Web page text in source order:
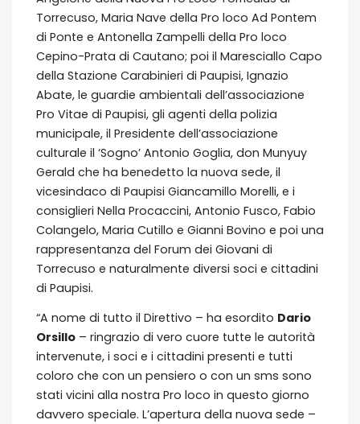
Torrecuso, Maria Nave della Pro loco Ad Pontem
di Ponte e Antonella Zampelli della Pro loco
Cepino-Prata di Cautano; poi il Maresciallo Capo
della Stazione Carabinieri di Paupisi, Ignazio
Abate, le guardie ambientali dell’associazione
Pro Vitae di Paupisi, gli agenti della polizia
municipale, il Presidente dell’associazione
culturale il ‘Sogno’ Antonio Goglia, don Munyuy
Gerald che ha benedetto la nuova sede, il
vicesindaco di Paupisi Giancamillo Morelli, e i
consiglieri Nella Procaccini, Antonio Fusco, Fabio
Colangelo, Maria Cutillo e Gianni Bovino e poi una
rappresentanza del Forum dei Giovani di
Torrecuso e naturalmente diversi soci e cittadini
di Paupisi.
“A nome di tutto il Direttivo – ha esordito Dario
Orsillo – ringrazio di vero cuore tutte le autorità
intervenute, i soci e i cittadini presenti e tutti
coloro che con un pensiero o con un sms sono
stati vicini alla nostra Pro loco in questo giorno
davvero speciale. L’apertura della nuova sede –